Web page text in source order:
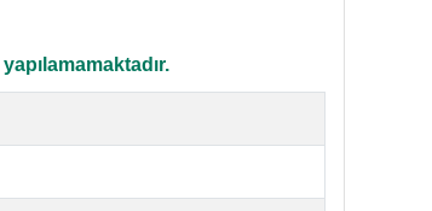
yapılamamaktadır.